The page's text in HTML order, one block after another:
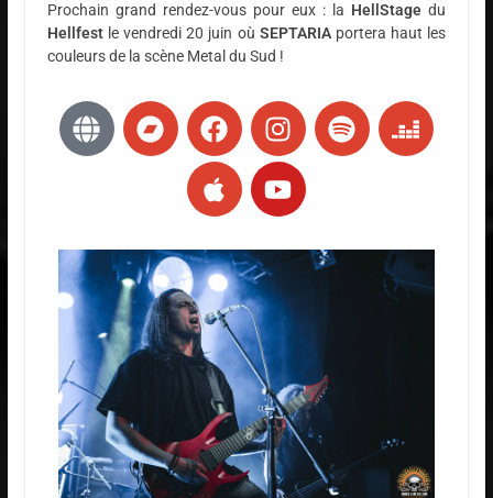
Prochain grand rendez-vous pour eux : la HellStage du
Hellfestle vendredi 20 juin où SEPTARIAportera haut les
couleurs de la scène Metal du Sud !